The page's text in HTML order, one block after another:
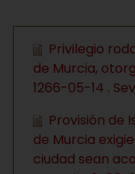
Privilegio
de Murcia,
1266-05-14 .
Provisión de
de Murcia
ciudad sean